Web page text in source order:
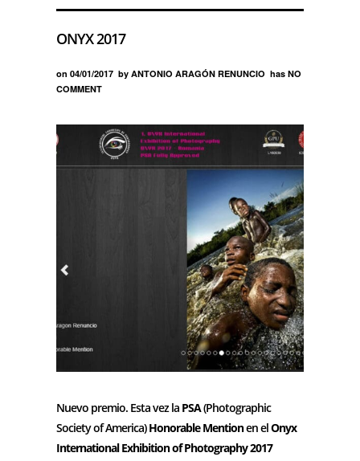
ONYX 2017
on 04/01/2017 by ANTONIO ARAGÓN RENUNCIO has NO
COMMENT
Nuevo premio. Esta vez la PSA(Photographic
Society of America)Honorable Mentionen elOnyx
International Exhibition of Photography 2017